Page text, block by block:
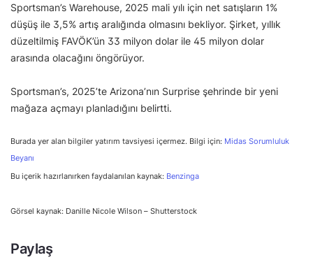
Sportsman’s Warehouse, 2025 mali yılı için net satışların 1%
düşüş ile 3,5% artış aralığında olmasını bekliyor. Şirket, yıllık
düzeltilmiş FAVÖK’ün 33 milyon dolar ile 45 milyon dolar
arasında olacağını öngörüyor.
Sportsman’s, 2025’te Arizona’nın Surprise şehrinde bir yeni
mağaza açmayı planladığını belirtti.
Burada yer alan bilgiler yatırım tavsiyesi içermez. Bilgi için: Midas Sorumluluk
Beyanı
Bu içerik hazırlanırken faydalanılan kaynak: Benzinga
Görsel kaynak: Danille Nicole Wilson – Shutterstock
Paylaş